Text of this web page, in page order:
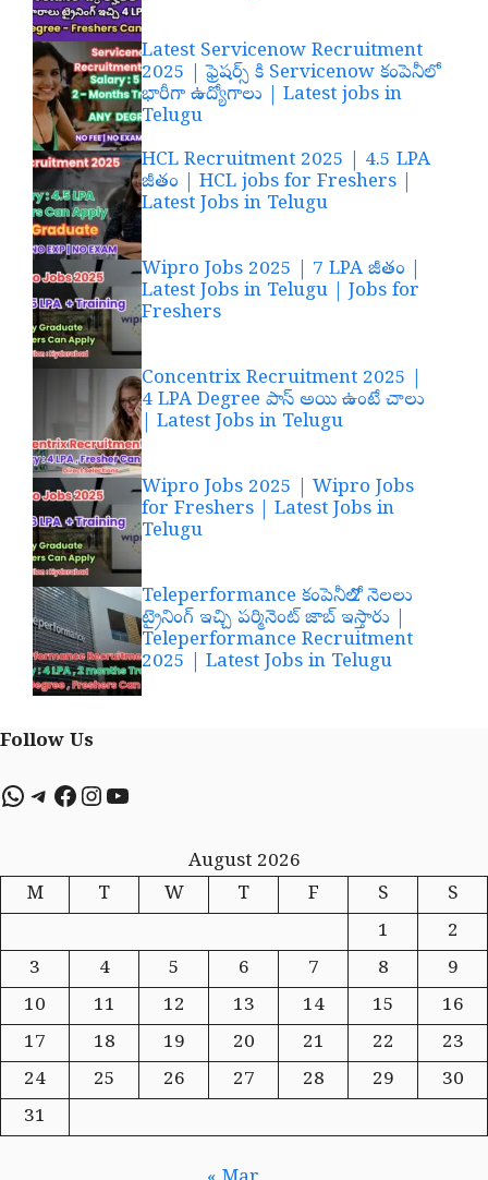
Latest Servicenow Recruitment
2025 | ఫ్రెషర్స్ కి Servicenow కంపెనీలో
భారీగా ఉద్యోగాలు | Latest jobs in
Telugu
HCL Recruitment 2025 | 4.5 LPA
జీతం | HCL jobs for Freshers |
Latest Jobs in Telugu
Wipro Jobs 2025 | 7 LPA జీతం |
Latest Jobs in Telugu | Jobs for
Freshers
Concentrix Recruitment 2025 |
4 LPA Degree పాస్ అయి ఉంటే చాలు
| Latest Jobs in Telugu
Wipro Jobs 2025 | Wipro Jobs
for Freshers | Latest Jobs in
Telugu
Teleperformance కంపెనీలో 2 నెలలు
ట్రైనింగ్ ఇచ్చి పర్మినెంట్ జాబ్ ఇస్తారు |
Teleperformance Recruitment
2025 | Latest Jobs in Telugu
Follow Us
WhatsApp
Telegram
Facebook
Instagram
YouTube
August 2026
M
T W T F S
S
1
2
3
4 5 6 7 8
9
10
11 12 13 14 15
16
17
18 19 20 21 22
23
24
25 26 27 28 29
30
31